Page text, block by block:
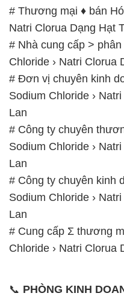
# Thương mại ♦ bán
Natri Clorua Dạng Hạt
# Nhà cung cấp >
Chloride › Natri Clorua
# Đơn vị chuyên kinh
Sodium Chloride ›
Lan
# Công ty chuyên
Sodium Chloride ›
Lan
# Công ty chuyên kinh
Sodium Chloride ›
Lan
# Cung cấp Σ thương
Chloride › Natri Clorua
📞 PHÒNG KINH